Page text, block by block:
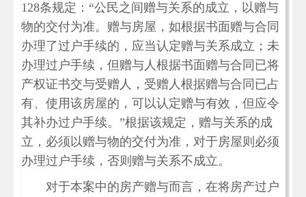
128条规定：“公民之间赠与关系的成立，以赠与
物的交付为准。赠与房屋，如根据书面赠与合同
办理了过户手续的，应当认定赠与关系成立；未
办理过户手续，但赠与人根据书面赠与合同已将
产权证书交与受赠人，受赠人根据赠与合同已占
有、使用该房屋的，可以认定赠与有效，但应令
其补办过户手续。”根据该规定，赠与关系的成
立，必须以赠与物的交付为准，对于房屋则必须
办理过户手续，否则赠与关系不成立。
对于本案中的房产赠与而言，在将房产过户